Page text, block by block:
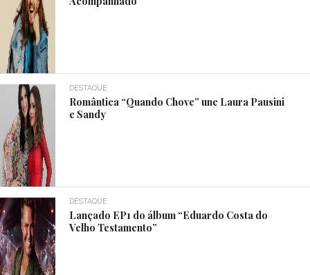
DESTAQUE
Romântica “Quando Chove” une Laura Pausini
e Sandy
DESTAQUE
Lançado EP1 do álbum “Eduardo Costa do
Velho Testamento”